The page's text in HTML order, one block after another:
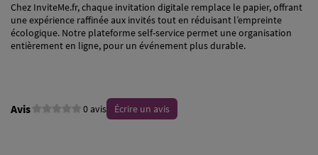
Chez InviteMe.fr, chaque invitation digitale remplace le papier, offrant
une expérience raffinée aux invités tout en réduisant l’empreinte
écologique. Notre plateforme self-service permet une organisation
entièrement en ligne, pour un événement plus durable.
Avis 0 avis Écrire un avis